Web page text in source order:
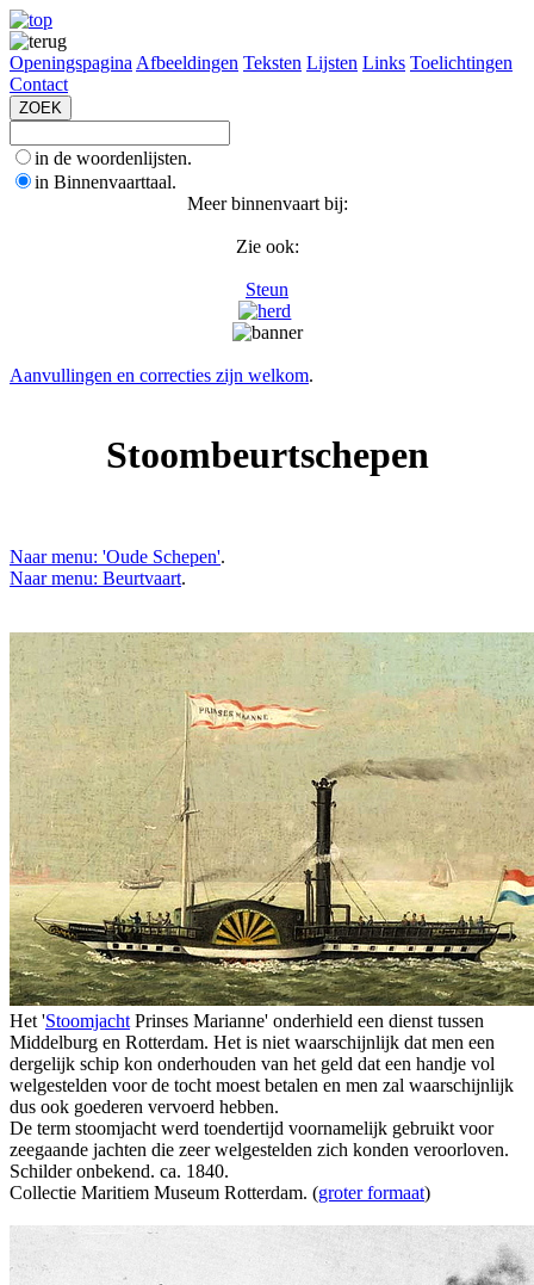
Openingspagina Afbeeldingen Teksten Lijsten Links Toelichtingen
Contact
in de woordenlijsten.
in Binnenvaarttaal.
Meer binnenvaart bij:
Zie ook:
Steun
Aanvullingen en correcties zijn welkom.
Stoombeurtschepen
Naar menu: 'Oude Schepen'.
Naar menu: Beurtvaart.
Het 'Stoomjacht Prinses Marianne' onderhield een dienst tussen
Middelburg en Rotterdam. Het is niet waarschijnlijk dat men een
dergelijk schip kon onderhouden van het geld dat een handje vol
welgestelden voor de tocht moest betalen en men zal waarschijnlijk
dus ook goederen vervoerd hebben.
De term stoomjacht werd toendertijd voornamelijk gebruikt voor
zeegaande jachten die zeer welgestelden zich konden veroorloven.
Schilder onbekend. ca. 1840.
Collectie Maritiem Museum Rotterdam. (groter formaat)